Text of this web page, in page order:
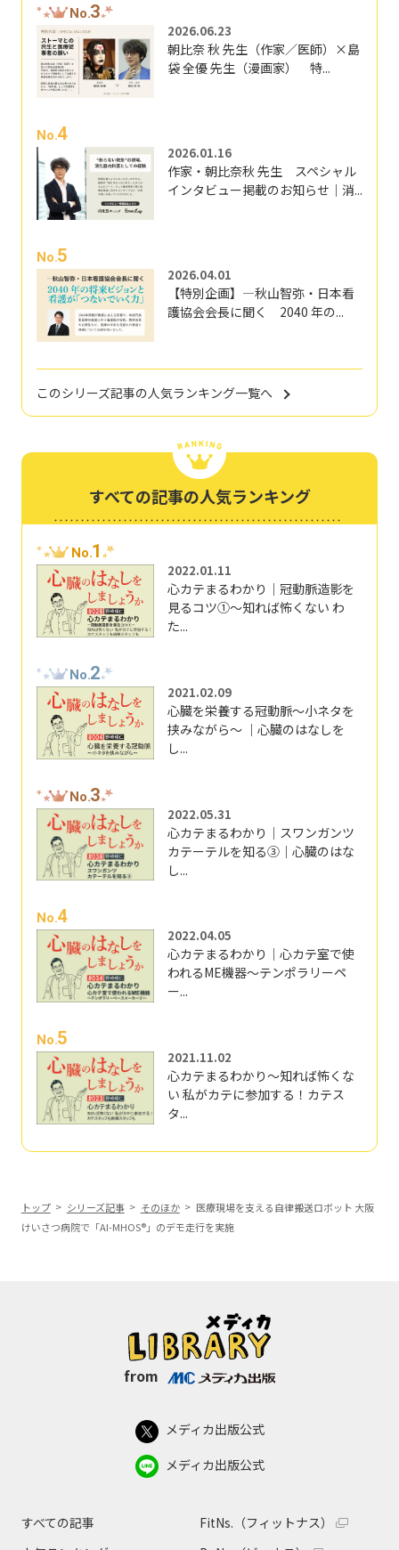
No.3
2026.06.23
朝比奈 秋 先生（作家／医師）×島
袋 全優 先生（漫画家） 特...
No.4
2026.01.16
作家・朝比奈秋 先生 スペシャル
インタビュー掲載のお知らせ｜消...
No.5
2026.04.01
【特別企画】―秋山智弥・日本看
護協会会長に聞く 2040 年の...
このシリーズ記事の人気ランキング一覧へ
すべての記事の人気ランキング
No.1
2022.01.11
心カテまるわかり｜冠動脈造影を
見るコツ①～知れば怖くない わ
た...
No.2
2021.02.09
心臓を栄養する冠動脈～小ネタを
挟みながら～ ｜心臓のはなしを
し...
No.3
2022.05.31
心カテまるわかり｜スワンガンツ
カテーテルを知る③｜心臓のはな
し...
No.4
2022.04.05
心カテまるわかり｜心カテ室で使
われるME機器～テンポラリーペ
ー...
No.5
2021.11.02
心カテまるわかり～知れば怖くな
い 私がカテに参加する！カテス
タ...
トップ シリーズ記事 そのほか
医療現場を支える自律搬送ロボット 大阪
けいさつ病院で「AI-MHOS®」のデモ走行を実施
from
メディカ出版公式
メディカ出版公式
すべての記事
FitNs.（フィットナス）